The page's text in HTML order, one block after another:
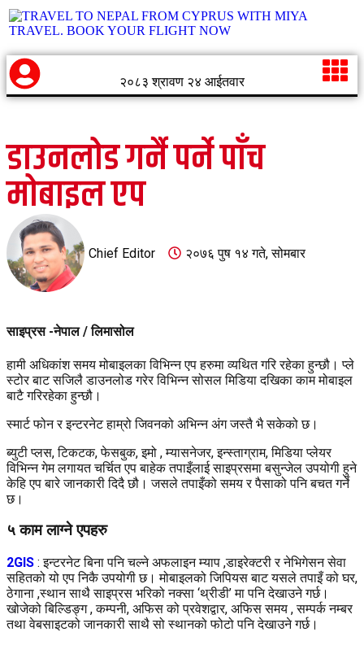
२०८३ श्रावण २४ आईतवार
डाउनलोड गर्नै पर्ने पाँच
मोबाइल एप
Chief Editor २०७६ पुष १४ गते, सोमबार
साइप्रस -नेपाल / लिमासोल
हामी अधिकांश समय मोबाइलका विभिन्न एप हरुमा व्यथित गरि रहेका हुन्छौ। प्ले
स्टोर बाट सजिलै डाउनलोड गरेर विभिन्न सोसल मिडिया दखिका काम मोबाइल
बाटै गरिरहेका हुन्छौ।
स्मार्ट फोन र इन्टरनेट हाम्रो जिवनको अभिन्न अंग जस्तै भै सकेको छ।
ब्युटी प्लस, टिकटक, फेसबुक, इमो , म्यासनेजर, इन्स्ताग्राम, मिडिया प्लेयर
विभिन्न गेम लगायत चर्चित एप बाहेक तपाइँलाई साइप्रसमा बसुन्जेल उपयोगी हुने
केहि एप बारे जानकारी दिदै छौ। जसले तपाइँको समय र पैसाको पनि बचत गर्ने
छ।
५ काम लाग्ने एपहरु
2GIS : इन्टरनेट बिना पनि चल्ने अफलाइन म्याप ,डाइरेक्टरी र नेभिगेसन सेवा
सहितको यो एप निकै उपयोगी छ। मोबाइलको जिपियस बाट यसले तपाइँ को घर,
ठेगाना ,स्थान साथै साइप्रस भरिको नक्सा ‘थ्रीडी’ मा पनि देखाउने गर्छ।
खोजेको बिल्डिङ्ग , कम्पनी, अफिस को प्रवेशद्वार, अफिस समय , सम्पर्क नम्बर
तथा वेबसाइटको जानकारी साथै सो स्थानको फोटो पनि देखाउने गर्छ।